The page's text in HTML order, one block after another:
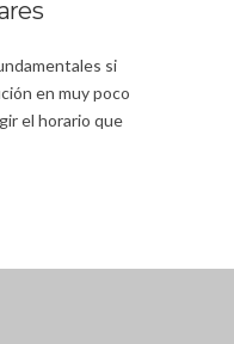
si
en muy poco
el horario que